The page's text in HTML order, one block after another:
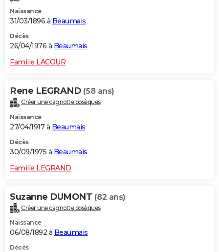
Naissance
31/03/1896 à Beaumais
Décès
26/04/1976 à Beaumais
Famille LACOUR
Rene LEGRAND (58 ans)
Créer une cagnotte obsèques
Naissance
27/04/1917 à Beaumais
Décès
30/09/1975 à Beaumais
Famille LEGRAND
Suzanne DUMONT (82 ans)
Créer une cagnotte obsèques
Naissance
06/08/1892 à Beaumais
Décès